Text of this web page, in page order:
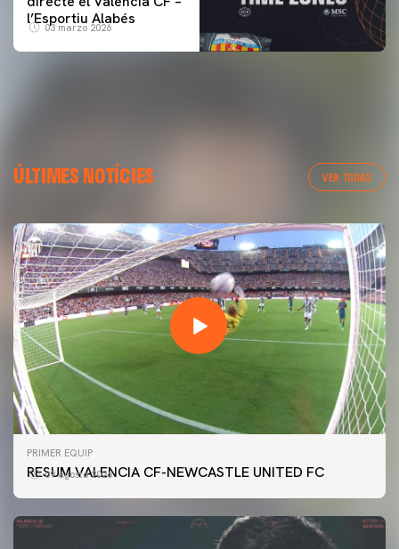
l’Esportiu Alabés
03 marzo 2026
ÚLTIMES NOTÍCIES VER TODAS
PRIMER EQUIP
RESUM VALENCIA CF-NEWCASTLE UNITED FC
09 agosto 2026